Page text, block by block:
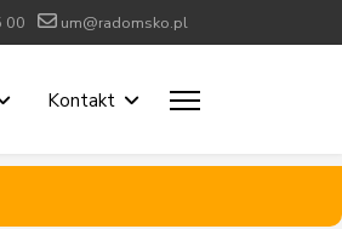
00 um@radomsko.pl
Kontakt